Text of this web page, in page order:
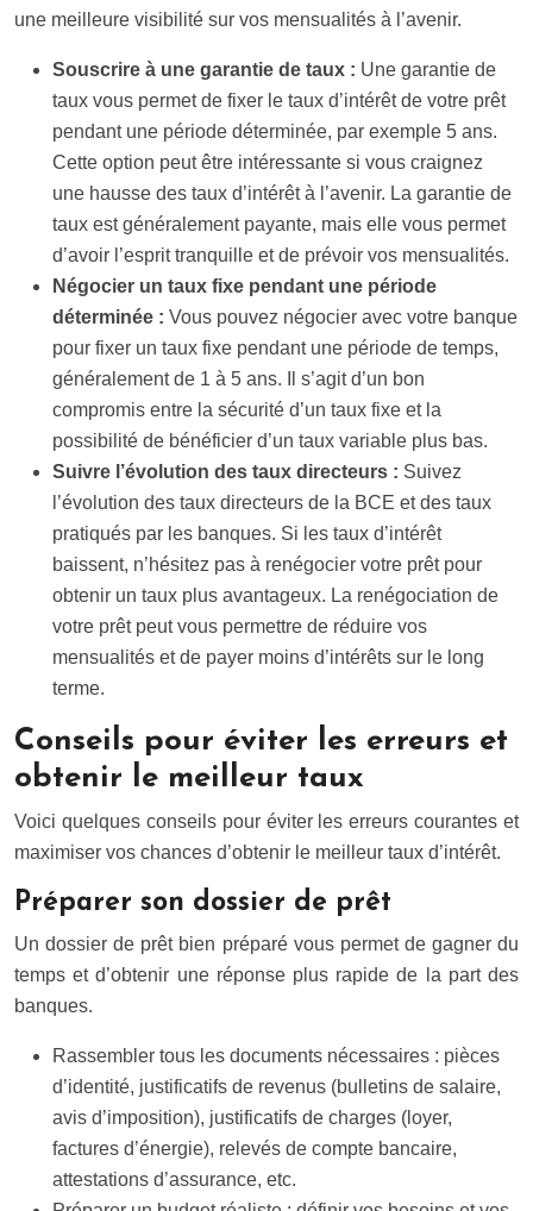
une meilleure visibilité sur vos mensualités à l’avenir.
Souscrire à une garantie de taux : Une garantie de
taux vous permet de fixer le taux d’intérêt de votre prêt
pendant une période déterminée, par exemple 5 ans.
Cette option peut être intéressante si vous craignez
une hausse des taux d’intérêt à l’avenir. La garantie de
taux est généralement payante, mais elle vous permet
d’avoir l’esprit tranquille et de prévoir vos mensualités.
Négocier un taux fixe pendant une période
déterminée : Vous pouvez négocier avec votre banque
pour fixer un taux fixe pendant une période de temps,
généralement de 1 à 5 ans. Il s’agit d’un bon
compromis entre la sécurité d’un taux fixe et la
possibilité de bénéficier d’un taux variable plus bas.
Suivre l’évolution des taux directeurs : Suivez
l’évolution des taux directeurs de la BCE et des taux
pratiqués par les banques. Si les taux d’intérêt
baissent, n’hésitez pas à renégocier votre prêt pour
obtenir un taux plus avantageux. La renégociation de
votre prêt peut vous permettre de réduire vos
mensualités et de payer moins d’intérêts sur le long
terme.
Conseils pour éviter les erreurs et
obtenir le meilleur taux
Voici quelques conseils pour éviter les erreurs courantes et
maximiser vos chances d’obtenir le meilleur taux d’intérêt.
Préparer son dossier de prêt
Un dossier de prêt bien préparé vous permet de gagner du
temps et d’obtenir une réponse plus rapide de la part des
banques.
Rassembler tous les documents nécessaires : pièces
d’identité, justificatifs de revenus (bulletins de salaire,
avis d’imposition), justificatifs de charges (loyer,
factures d’énergie), relevés de compte bancaire,
attestations d’assurance, etc.